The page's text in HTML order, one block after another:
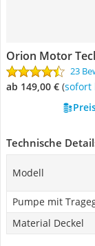
Orion Motor
23
ab 149,00 € (
Technische
Modell
Pumpe mit
Material Deckel